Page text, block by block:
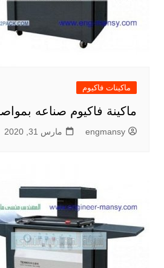
ماكينات فاكيوم
ماكينة فاكيوم صناعه
engmansy مارس 31, 2020